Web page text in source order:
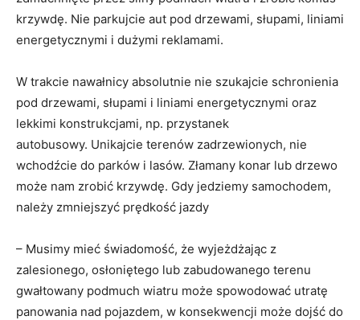
krzywdę. Nie parkujcie aut pod drzewami, słupami, liniami
energetycznymi i dużymi reklamami.
W trakcie nawałnicy absolutnie nie szukajcie schronienia
pod drzewami, słupami i liniami energetycznymi oraz
lekkimi konstrukcjami, np. przystanek
autobusowy. Unikajcie terenów zadrzewionych, nie
wchodźcie do parków i lasów. Złamany konar lub drzewo
może nam zrobić krzywdę. Gdy jedziemy samochodem,
należy zmniejszyć prędkość jazdy
– Musimy mieć świadomość, że wyjeżdżając z
zalesionego, osłoniętego lub zabudowanego terenu
gwałtowany podmuch wiatru może spowodować utratę
panowania nad pojazdem, w konsekwencji może dojść do